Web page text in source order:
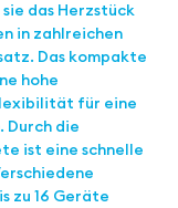
das Herzstück
in zahlreichen
Das kompakte
hohe
für eine
die
ist eine schnelle
zu 16 Geräte